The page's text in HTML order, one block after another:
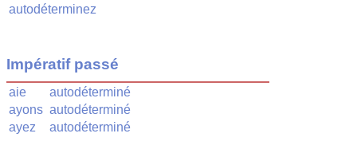
autodéterminez
Impératif passé
aie
autodéterminé
ayons autodéterminé
ayez
autodéterminé